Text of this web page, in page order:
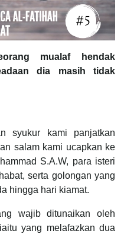
mualaf hendak
dia masih tidak
syukur kami panjatkan
salam kami ucapkan ke
S.A.W, para isteri
serta golongan yang
hingga hari kiamat.
wajib ditunaikan oleh
yang melafazkan dua